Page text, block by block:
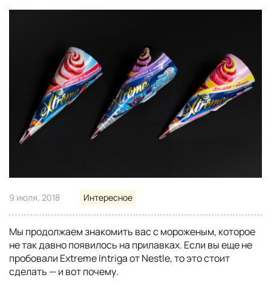
9 июля, 2018 Интересное
Мы продолжаем знакомить вас с мороженым, которое
не так давно появилось на прилавках. Если вы еще не
пробовали Extreme Intriga от Nestle, то это стоит
сделать — и вот почему.